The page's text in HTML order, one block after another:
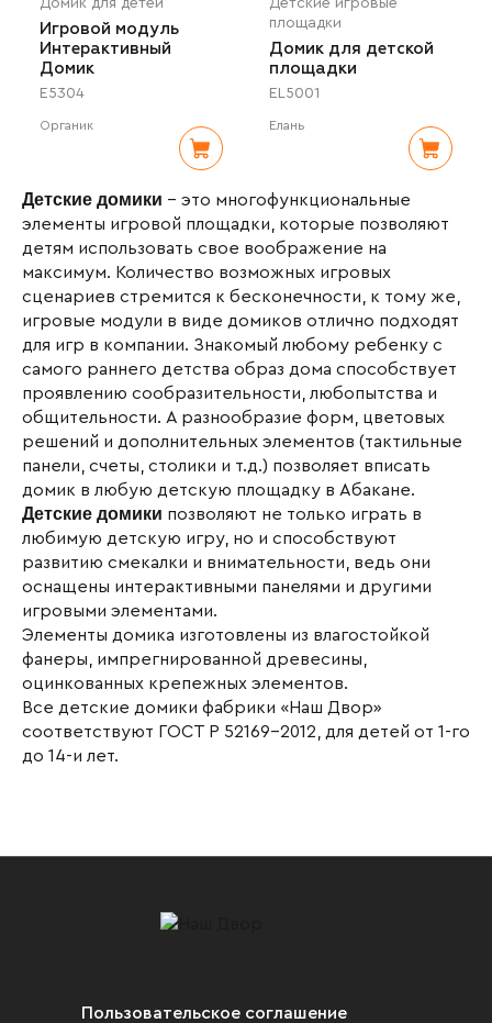
Домик для детей
Игровой модуль
Интерактивный
Домик
E5304
Органик
Детские игровые
площадки
Домик для детской
площадки
EL5001
Елань
Детские домики – это многофункциональные
элементы игровой площадки, которые позволяют
детям использовать свое воображение на
максимум. Количество возможных игровых
сценариев стремится к бесконечности, к тому же,
игровые модули в виде домиков отлично подходят
для игр в компании. Знакомый любому ребенку с
самого раннего детства образ дома способствует
проявлению сообразительности, любопытства и
общительности. А разнообразие форм, цветовых
решений и дополнительных элементов (тактильные
панели, счеты, столики и т.д.) позволяет вписать
домик в любую детскую площадку в Абакане.
Детские домики позволяют не только играть в
любимую детскую игру, но и способствуют
развитию смекалки и внимательности, ведь они
оснащены интерактивными панелями и другими
игровыми элементами.
Элементы домика изготовлены из влагостойкой
фанеры, импрегнированной древесины,
оцинкованных крепежных элементов.
Все детские домики фабрики «Наш Двор»
соответствуют ГОСТ Р 52169-2012, для детей от 1-го
до 14-и лет.
Пользовательское соглашение